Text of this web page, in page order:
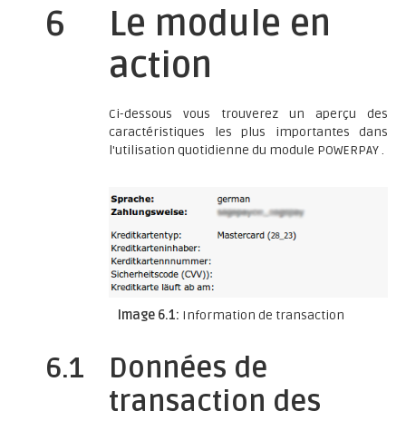
6
Le module en
action
Ci-dessous vous trouverez un aperçu des
caractéristiques les plus importantes dans
l'utilisation quotidienne du module POWERPAY .
Image 6.1: Information de transaction
6.1
Données de
transaction des